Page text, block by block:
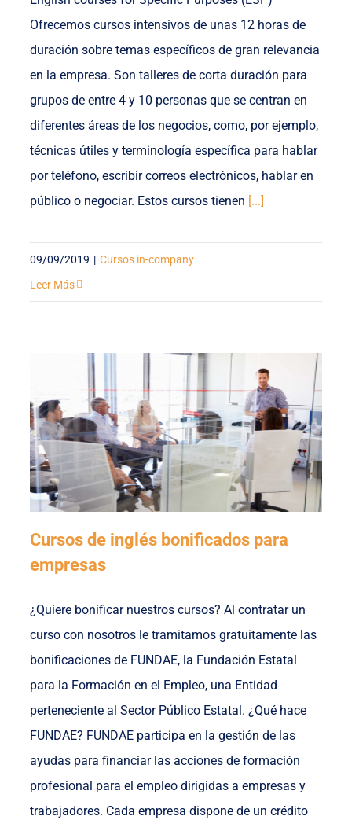
Ofrecemos cursos intensivos de unas 12 horas de
duración sobre temas específicos de gran relevancia
en la empresa. Son talleres de corta duración para
grupos de entre 4 y 10 personas que se centran en
diferentes áreas de los negocios, como, por ejemplo,
técnicas útiles y terminología específica para hablar
por teléfono, escribir correos electrónicos, hablar en
público o negociar. Estos cursos tienen [...]
09/09/2019 | Cursos in-company
Leer Más
Cursos de inglés bonificados para
empresas
¿Quiere bonificar nuestros cursos? Al contratar un
curso con nosotros le tramitamos gratuitamente las
bonificaciones de FUNDAE, la Fundación Estatal
para la Formación en el Empleo, una Entidad
perteneciente al Sector Público Estatal. ¿Qué hace
FUNDAE? FUNDAE participa en la gestión de las
ayudas para financiar las acciones de formación
profesional para el empleo dirigidas a empresas y
trabajadores. Cada empresa dispone de un crédito